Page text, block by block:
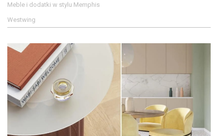
Meble i dodatki w stylu Memphis
Westwing